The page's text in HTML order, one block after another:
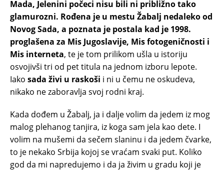
Mada, Jelenini počeci nisu bili ni približno tako
glamurozni. Rođena je u mestu Žabalj nedaleko od
Novog Sada, a poznata je postala kad je 1998.
proglašena za Mis Jugoslavije, Mis fotogeničnosti i
Mis interneta, te je tom prilikom ušla u istoriju
osvojivši tri od pet titula na jednom izboru lepote.
Iako sada živi u raskoši i ni u čemu ne oskudeva,
nikako ne zaboravlja svoj rodni kraj.
Kada dođem u Žabalj, ja i dalje volim da jedem iz mog
malog plehanog tanjira, iz koga sam jela kao dete. I
volim na mušemi da sečem slaninu i da jedem čvarke,
to je nekako Srbija kojoj se vraćam svaki put. Koliko
god da mi napredujemo i da ja živim u gradu koji je